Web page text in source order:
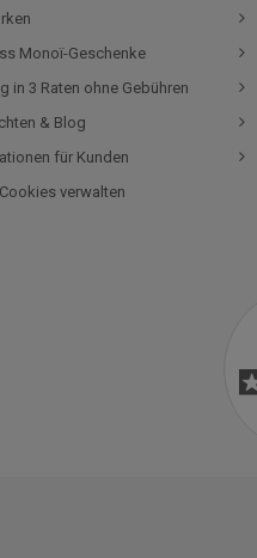
Monoï-Geschenke
in 3 Raten ohne Gebühren
& Blog
für Kunden
verwalten